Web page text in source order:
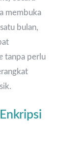
membuka
bulan,
tanpa perlu